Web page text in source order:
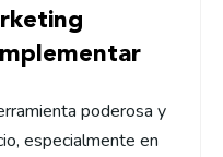
poderosa y
especialmente en